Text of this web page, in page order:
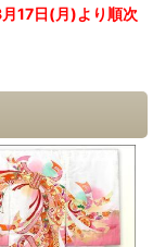
17日(月)より順次